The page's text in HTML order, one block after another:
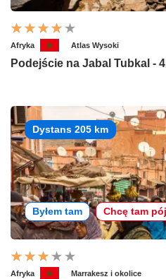
Afryka Atlas Wysoki
Podejście na Jabal Tubkal -
Dystans 205 km
Byłem tam Chcę tam
Afryka Marrakesz i okolice